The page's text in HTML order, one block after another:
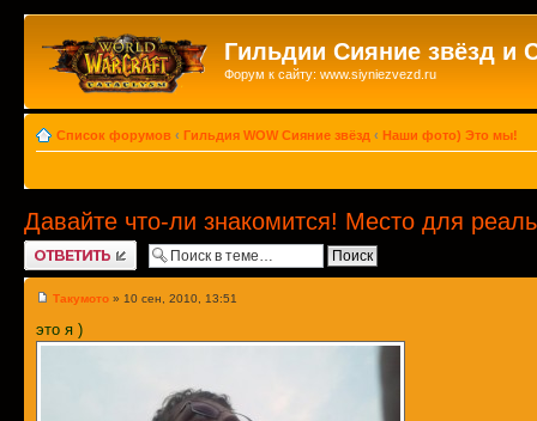
Гильдии Сияние звёзд и
Форум к сайту: www.siyniezvezd.ru
Список форумов ‹ Гильдия WOW Сияние звёзд ‹ Наши фото) Это мы!
Давайте что-ли знакомится! Место для
Ответить
Такумото » 10 сен, 2010, 13:51
это я )